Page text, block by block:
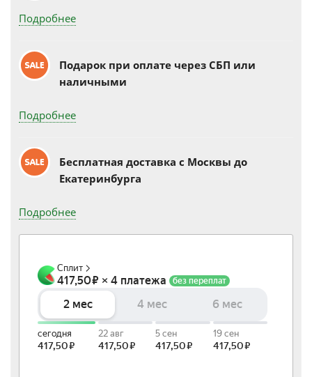
Подробнее
Подарок при оплате через СБП или
наличными
Подробнее
Бесплатная доставка c Москвы до
Екатеринбурга
Подробнее